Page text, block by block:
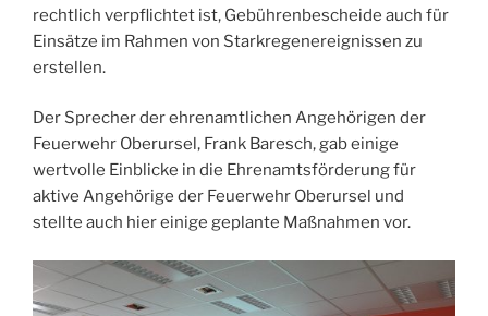
rechtlich verpflichtet ist, Gebührenbescheide auch für
Einsätze im Rahmen von Starkregenereignissen zu
erstellen.
Der Sprecher der ehrenamtlichen Angehörigen der
Feuerwehr Oberursel, Frank Baresch, gab einige
wertvolle Einblicke in die Ehrenamtsförderung für
aktive Angehörige der Feuerwehr Oberursel und
stellte auch hier einige geplante Maßnahmen vor.